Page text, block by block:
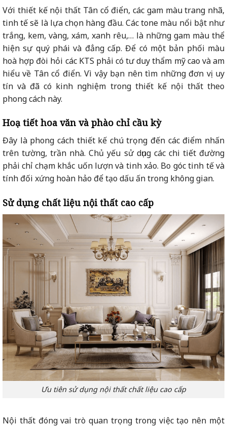
Với thiết kế nội thất Tân cổ điển, các gam màu trang nhã,
tinh tế sẽ là lựa chọn hàng đầu. Các tone màu nổi bật như
trắng, kem, vàng, xám, xanh rêu,… là những gam màu thể
hiện sự quý phái và đẳng cấp. Để có một bản phối màu
hoà hợp đòi hỏi các KTS phải có tư duy thẩm mỹ cao và am
hiểu về Tân cổ điển. Vì vậy bạn nên tìm những đơn vị uy
tín và đã có kinh nghiệm trong thiết kế nội thất theo
phong cách này.
Hoạ tiết hoa văn và phào chỉ cầu kỳ
Đây là phong cách thiết kế chú trọng đến các điểm nhấn
trên tường, trần nhà. Chủ yếu sử dụng các chi tiết đường
phải chỉ chạm khắc uốn lượn và tinh xảo. Bo góc tinh tế và
tính đối xứng hoàn hảo để tạo dấu ấn trong không gian.
Sử dụng chất liệu nội thất cao cấp
Ưu tiên sử dụng nội thất chất liệu cao cấp
Nội thất đóng vai trò quan trọng trong việc tạo nên một